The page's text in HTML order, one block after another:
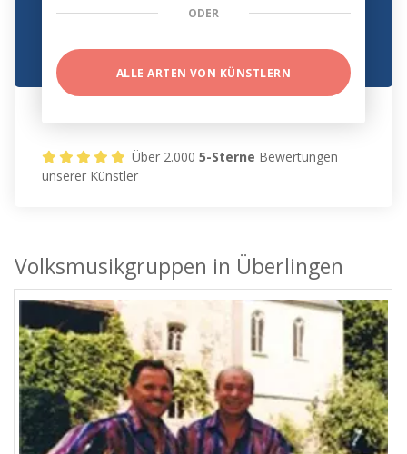
ODER
ALLE ARTEN VON KÜNSTLERN
Über 2.0005-Sterne Bewertungen
unserer Künstler
Volksmusikgruppen in Überlingen